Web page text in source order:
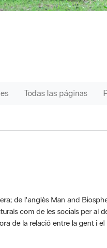
Todas las páginas
de l'anglès Man and
com de les socials per al
de la relació entre la gent i